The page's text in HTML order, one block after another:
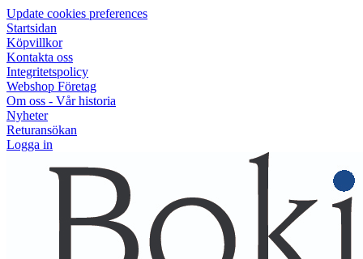
Update cookies preferences
Startsidan
Köpvillkor
Kontakta oss
Integritetspolicy
Webshop Företag
Om oss - Vår historia
Nyheter
Returansökan
Logga in